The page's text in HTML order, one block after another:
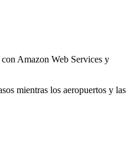
Amazon Web Services y
mientras los aeropuertos y las